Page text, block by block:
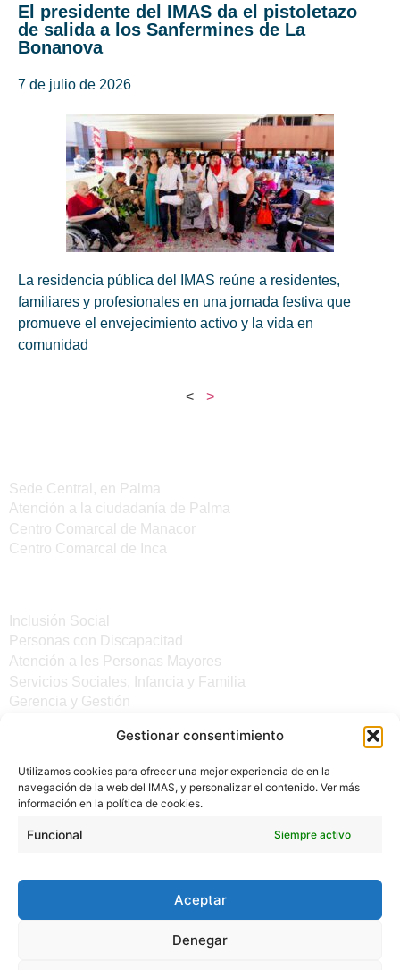
Gestionar consentimiento
Utilizamos cookies para ofrecer una mejor experiencia de en la
navegación de la web del IMAS, y personalizar el contenido. Ver más
información en la política de cookies.
Funcional Siempre activo
Aceptar
Denegar
El presidente del IMAS da el pistoletazo
de salida a los Sanfermines de La
Bonanova
7 de julio de 2026
La residencia pública del IMAS reúne a residentes,
familiares y profesionales en una jornada festiva que
promueve el envejecimiento activo y la vida en
comunidad
< >
Sede Central, en Palma
Atención a la ciudadanía de Palma
Centro Comarcal de Manacor
Centro Comarcal de Inca
Inclusión Social
Personas con Discapacitad
Atención a les Personas Mayores
Servicios Sociales, Infancia y Familia
Gerencia y Gestión
Otros enlaces
Noticias
Sede electrónica del CiM
Protección de Datos